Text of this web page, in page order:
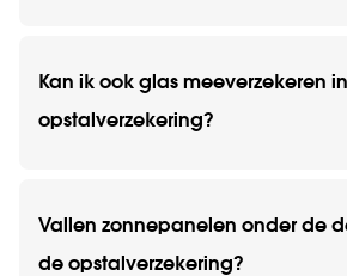
Kan ik ook glas meeverzekeren
opstalverzekering?
Vallen zonnepanelen onder de
de opstalverzekering?